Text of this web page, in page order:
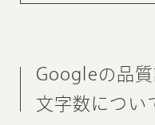
Googleの品
文字数につい